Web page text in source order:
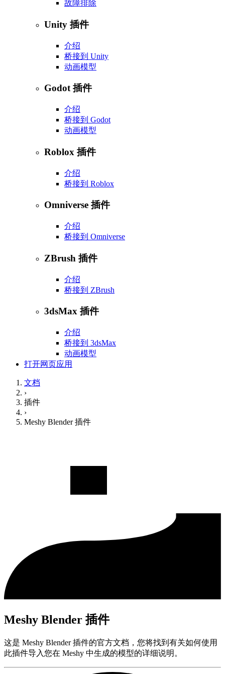
故障排除
Unity 插件
介绍
桥接到 Unity
动画模型
Godot 插件
介绍
桥接到 Godot
动画模型
Roblox 插件
介绍
桥接到 Roblox
Omniverse 插件
介绍
桥接到 Omniverse
ZBrush 插件
介绍
桥接到 ZBrush
3dsMax 插件
介绍
桥接到 3dsMax
动画模型
打开网页应用
文档
›
插件
›
Meshy Blender 插件
Meshy Blender 插件
这是 Meshy Blender 插件的官方文档，您将找到有关如何使用
此插件导入您在 Meshy 中生成的模型的详细说明。